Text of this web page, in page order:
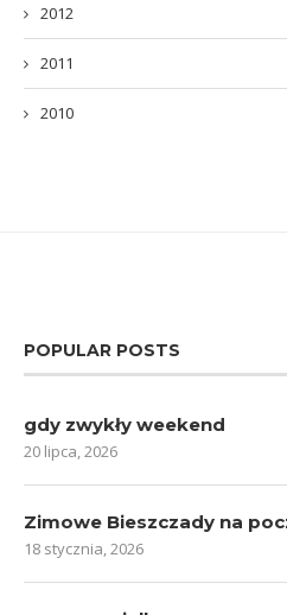
2012
2011
2010
POPULAR POSTS
gdy zwykły weekend
20 lipca, 2026
Zimowe Bieszczady na
18 stycznia, 2026